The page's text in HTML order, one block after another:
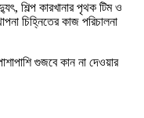
শিল্প কারখানার পৃথক টিম ও
চিহ্নিতের কাজ পরিচালনা
গুজবে কান না দেওয়ার